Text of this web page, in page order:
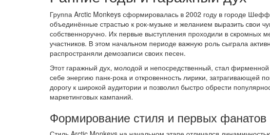
Группа Arctic Monkeys сформировалась в 2002 году в городе
объединённые страстью к рок-музыке и желанием выразить свои
собственноручно. Их первые выступления проходили в скромных
участников. В этом начальном периоде важную роль сыграла
распространяли демозаписи своих песен.
Этот гаражный дух, молодой и непосредственный, стал
себе энергию панк-рока и откровенность лирики, затрагивающей
дорогу к широкой аудитории и позволил быстро обрести
маркетинговых кампаний.
Формирование стиля и первых фанатов